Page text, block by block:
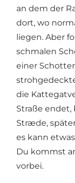
an dem der
dort, wo
liegen. Aber
schmalen
einer
die
Straße endet,
Stræde,
es kann
Du kommst
vorbei.